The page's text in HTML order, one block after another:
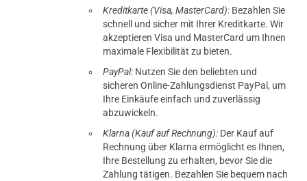
Kreditkarte (Visa, MasterCard): Bezahlen Sie
schnell und sicher mit Ihrer Kreditkarte. Wir
akzeptieren Visa und MasterCard um Ihnen
maximale Flexibilität zu bieten.
PayPal: Nutzen Sie den beliebten und
sicheren Online-Zahlungsdienst PayPal, um
Ihre Einkäufe einfach und zuverlässig
abzuwickeln.
Klarna (Kauf auf Rechnung): Der Kauf auf
Rechnung über Klarna ermöglicht es Ihnen,
Ihre Bestellung zu erhalten, bevor Sie die
Zahlung tätigen. Bezahlen Sie bequem nach